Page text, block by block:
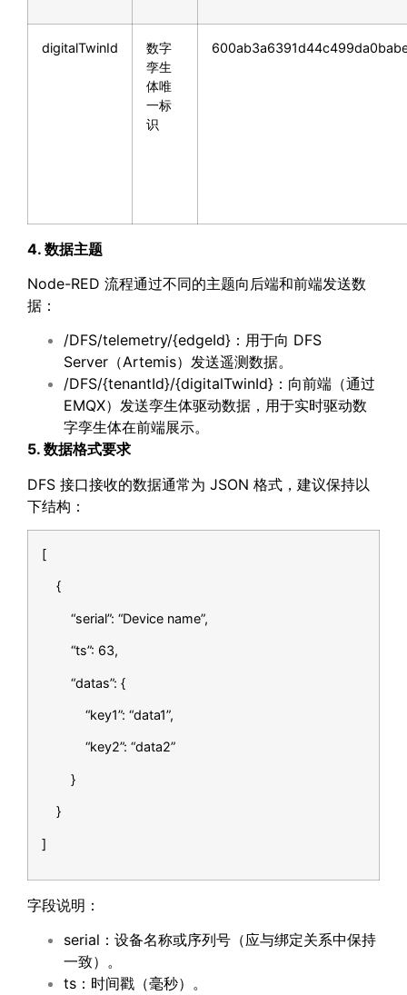
digitalTwinId
数字
孪生
体唯
一标
识
4. 数据主题
Node-RED 流程通过不同的主题向后端和前端发送数
据：
/DFS/telemetry/{edgeId}：用于向 DFS
Server（Artemis）发送遥测数据。
/DFS/{tenantId}/{digitalTwinId}：向前端（通过
EMQX）发送孪生体驱动数据，用于实时驱动数
字孪生体在前端展示。
5. 数据格式要求
DFS 接口接收的数据通常为 JSON 格式，建议保持以
下结构：
[
{
“serial”: “Device name”,
“ts”: 63,
“datas”: {
“key1”: “data1”,
“key2”: “data2”
}
}
]
字段说明：
serial：设备名称或序列号（应与绑定关系中保持
一致）。
ts：时间戳（毫秒）。